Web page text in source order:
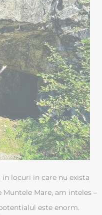
locuri in care nu exista
Mare, am inteles –
este enorm.